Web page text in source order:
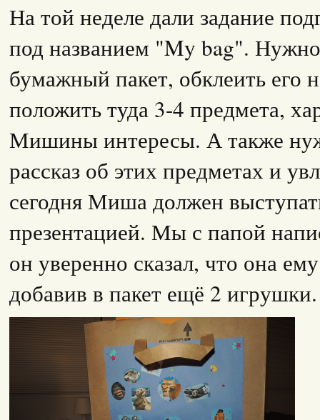
На той неделе дали задание
под названием "My bag".
бумажный пакет, обклеить его
положить туда 3-4 предмета,
Мишины интересы. А также
рассказ об этих предметах и
сегодня Миша должен
презентацией. Мы с папой
он уверенно сказал, что она
добавив в пакет ещё 2 игрушки.